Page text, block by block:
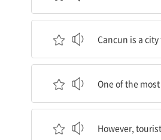
Cancun is a
One of the
However,